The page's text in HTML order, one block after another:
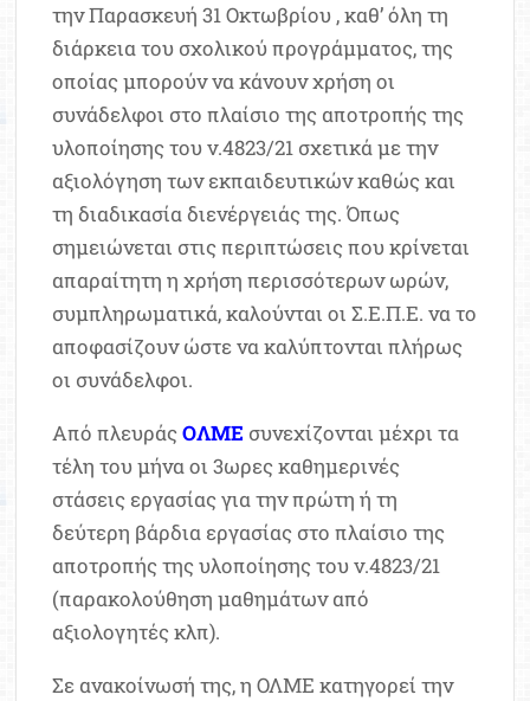
την Παρασκευή 31 Οκτωβρίου , καθ’ όλη τη
διάρκεια του σχολικού προγράμματος, της
οποίας μπορούν να κάνουν χρήση οι
συνάδελφοι στο πλαίσιο της αποτροπής της
υλοποίησης του ν.4823/21 σχετικά με την
αξιολόγηση των εκπαιδευτικών καθώς και
τη διαδικασία διενέργειάς της. Όπως
σημειώνεται στις περιπτώσεις που κρίνεται
απαραίτητη η χρήση περισσότερων ωρών,
συμπληρωματικά, καλούνται οι Σ.Ε.Π.Ε. να το
αποφασίζουν ώστε να καλύπτονται πλήρως
οι συνάδελφοι.
Από πλευράςΟΛΜΕ συνεχίζονται μέχρι τα
τέλη του μήνα οι 3ωρες καθημερινές
στάσεις εργασίας για την πρώτη ή τη
δεύτερη βάρδια εργασίας στο πλαίσιο της
αποτροπής της υλοποίησης του ν.4823/21
(παρακολούθηση μαθημάτων από
αξιολογητές κλπ).
Σε ανακοίνωσή της, η ΟΛΜΕ κατηγορεί την